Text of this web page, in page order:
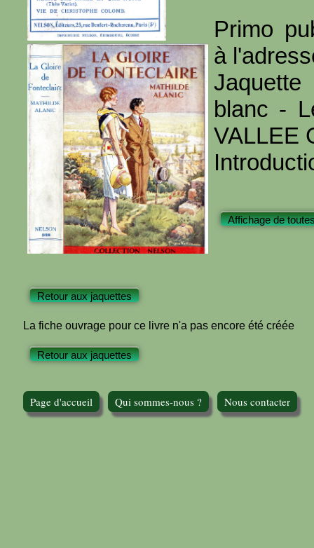
Primo
à
blanc -
VALLEE
Affichage de
Retour aux jaquettes
La fiche ouvrage pour ce livre n'a pas encore été créée
Retour aux jaquettes
Page d'accueil Qui sommes-nous ? Nous contacter